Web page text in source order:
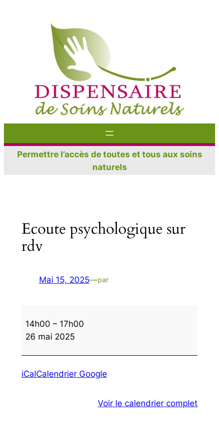
Permettre l’accès de toutes et tous aux soins
naturels
Ecoute psychologique sur
rdv
Mai 15, 2025—par
psychologique
sur
14h00 – 17h00
26 mai 2025
iCalCalendrier Google
Voir le calendrier complet